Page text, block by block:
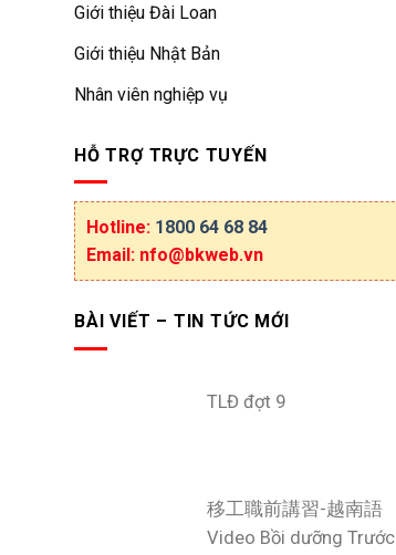
Giới thiệu Đài Loan
Giới thiệu Nhật Bản
Nhân viên nghiệp vụ
HỖ TRỢ TRỰC TUYẾN
Hotline: 1800 64 68 84
Email: nfo@bkweb.vn
BÀI VIẾT – TIN TỨC MỚI
TLĐ đợt 9
移工職前講習-越南語
Video Bồi dưỡng Trước